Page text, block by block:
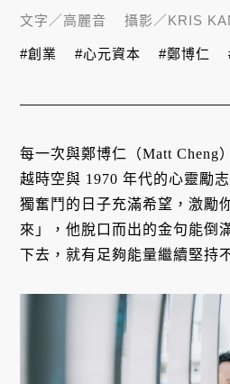
每一次與鄭博仁（Matt Cheng
越時空與 1970 年代的心靈勵
獨奮鬥的日子充滿希望，激勵
來」，他脫口而出的金句能倒
下去，就有足夠能量繼續堅持
文字／高麗音 攝影／KRIS
#創業 #心元資本 #鄭博仁